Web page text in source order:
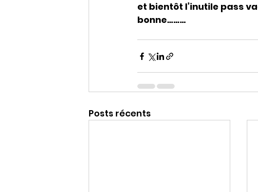
et bientôt l’inutile pass
bonne………
Posts récents